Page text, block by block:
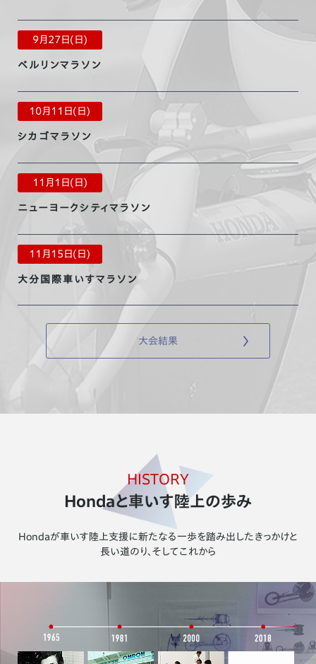
ニューヨークシティマラソン大会結果を更新
ロンドンマラソン大会結果を更新
ベルリンマラソン大会結果を更新
2020年度大会スケジュールを更新
2020.3.31
マンガ 「夢へ翔けろ 仲間の想いをのせて」第3話を公開
2019.12.20
第39回大分国際車いすマラソン大会レポートを公開
2019.11.12
9月27日(日)
ベルリンマラソン
10月11日(日)
シカゴマラソン
11月1日(日)
ニューヨークシティマラソン
11月15日(日)
大分国際車いすマラソン
大会結果
HISTORY
Hondaと車いす陸上の歩み
Hondaが車いす陸上支援に新たなる一歩を踏み出したきっかけと
長い道のり、そしてこれから